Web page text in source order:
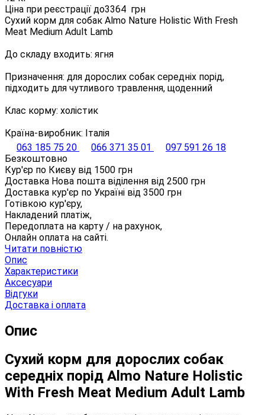
Ціна при реєстрації до3364 грн
Сухий корм для собак Almo Nature Holistic With Fresh
Meat Medium Adult Lamb
До складу входить: ягня
Призначення: для дорослих собак середніх порід,
підходить для чутливого травлення, щоденний
Клас корму: холістик
Країна-виробник: Італія
063 185 75 20
066 371 35 01
097 591 26 18
Безкоштовно
Кур'єр по Києву від 1500 грн
Доставка Нова пошта віділення від 2500 грн
Доставка кур'єр по Україні від 3500 грн
Готівкою кур'єру,
Накладений платіж,
Передоплата на карту / на рахунок,
Онлайн оплата на сайті.
Читати повністю
Опис
Характеристики
Аксесуари
Відгуки
Доставка і оплата
Опис
Сухий корм для дорослих собак
середніх порід Almo Nature Holistic
With Fresh Meat Medium Adult Lamb